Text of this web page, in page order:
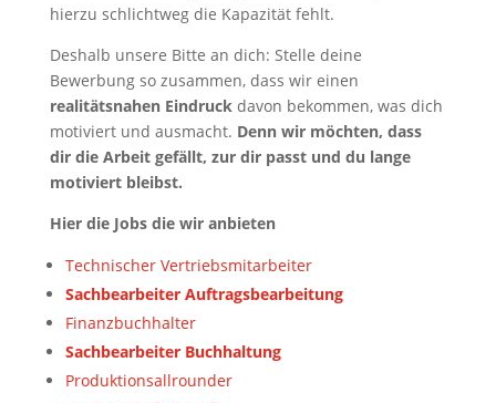
hierzu schlichtweg die Kapazität fehlt.
Deshalb unsere Bitte an dich: Stelle deine
Bewerbung so zusammen, dass wir einen
realitätsnahen Eindruckdavon bekommen, was dich
motiviert und ausmacht. Denn wir möchten, dass
dir die Arbeit gefällt, zur dir passt und du lange
motiviert bleibst.
Hier die Jobs die wir anbieten
Technischer Vertriebsmitarbeiter
Sachbearbeiter Auftragsbearbeitung
Finanzbuchhalter
Sachbearbeiter Buchhaltung
Produktionsallrounder